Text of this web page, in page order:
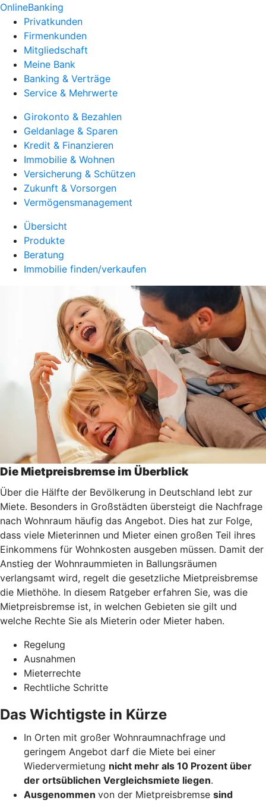
OnlineBanking
Privatkunden
Firmenkunden
Mitgliedschaft
Meine Bank
Banking & Verträge
Service & Mehrwerte
Girokonto & Bezahlen
Geldanlage & Sparen
Kredit & Finanzieren
Immobilie & Wohnen
Versicherung & Schützen
Zukunft & Vorsorgen
Vermögensmanagement
Übersicht
Produkte
Beratung
Immobilie finden/verkaufen
Die Mietpreisbremse im Überblick
Über die Hälfte der Bevölkerung in Deutschland lebt zur
Miete. Besonders in Großstädten übersteigt die Nachfrage
nach Wohnraum häufig das Angebot. Dies hat zur Folge,
dass viele Mieterinnen und Mieter einen großen Teil ihres
Einkommens für Wohnkosten ausgeben müssen. Damit der
Anstieg der Wohnraummieten in Ballungsräumen
verlangsamt wird, regelt die gesetzliche Mietpreisbremse
die Miethöhe. In diesem Ratgeber erfahren Sie, was die
Mietpreisbremse ist, in welchen Gebieten sie gilt und
welche Rechte Sie als Mieterin oder Mieter haben.
Regelung
Ausnahmen
Mieterrechte
Rechtliche Schritte
Das Wichtigste in Kürze
In Orten mit großer Wohnraumnachfrage und
geringem Angebot darf die Miete bei einer
Wiedervermietung nicht mehr als 10 Prozent über
der ortsüblichen Vergleichsmiete liegen.
Ausgenommen von der Mietpreisbremse sind